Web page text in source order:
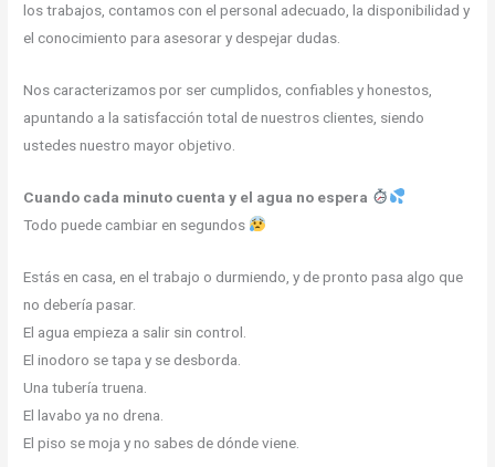
los trabajos, contamos con el personal adecuado, la disponibilidad y
el conocimiento para asesorar y despejar dudas.
Nos caracterizamos por ser cumplidos, confiables y honestos,
apuntando a la satisfacción total de nuestros clientes, siendo
ustedes nuestro mayor objetivo.
Cuando cada minuto cuenta y el agua no espera
Todo puede cambiar en segundos
Estás en casa, en el trabajo o durmiendo, y de pronto pasa algo que
no debería pasar.
El agua empieza a salir sin control.
El inodoro se tapa y se desborda.
Una tubería truena.
El lavabo ya no drena.
El piso se moja y no sabes de dónde viene.